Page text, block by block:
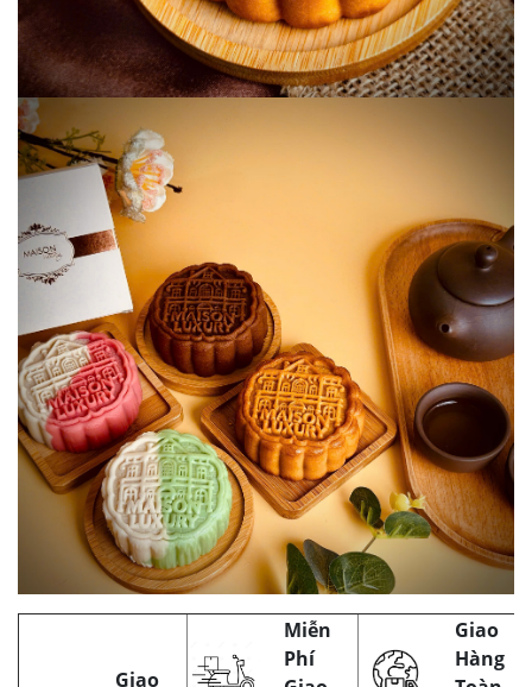
Giao
Miễn
Phí
Giao
Hàng